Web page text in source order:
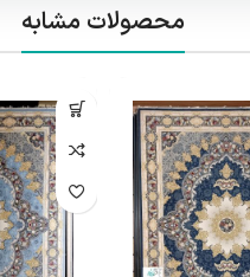
محصولات مشابه